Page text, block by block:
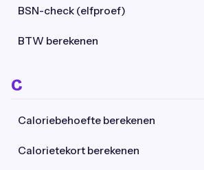
BSN-check (elfproef)
BTW berekenen
C
Caloriebehoefte berekenen
Calorietekort berekenen